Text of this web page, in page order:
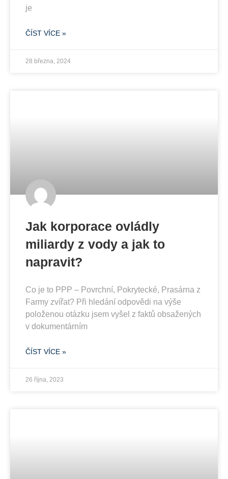
je
ČÍST VÍCE »
28 března, 2024
Jak korporace ovládly
miliardy z vody a jak to
napravit?
Co je to PPP – Povrchní, Pokrytecké, Prasárna z
Farmy zvířat? Při hledání odpovědi na výše
položenou otázku jsem vyšel z faktů obsažených
v dokumentárním
ČÍST VÍCE »
26 října, 2023